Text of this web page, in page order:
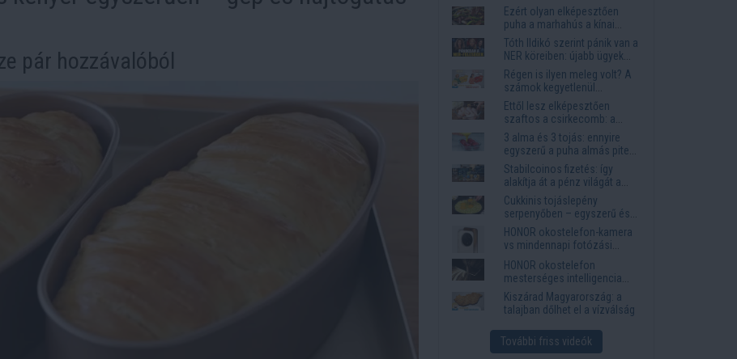
pár hozzávalóból
Ezért olyan elképesztően
puha a marhahús a kínai
éttermekben
Tóth Ildikó szerint pánik van a
NER köreiben: újabb ügyek
kerülhetnek elő
Régen is ilyen meleg volt? A
számok kegyetlenül
lerombolják a nyári
nosztalgiát
Ettől lesz elképesztően
szaftos a csirkecomb: a
sörös pác a titok
3 alma és 3 tojás: ennyire
egyszerű a puha almás pite
titka
Stabilcoinos fizetés: így
alakítja át a pénz világát a
Visa, a Mastercard és a
Western Union
Cukkinis tojáslepény
serpenyőben – egyszerű és
laktató vacsora
HONOR okostelefon-kamera
vs mindennapi fotózási
igények
HONOR okostelefon
mesterséges intelligencia
funkciók, amelyek
megkönnyítik az életet
Kiszárad Magyarország: a
talajban dőlhet el a vízválság
További friss videók